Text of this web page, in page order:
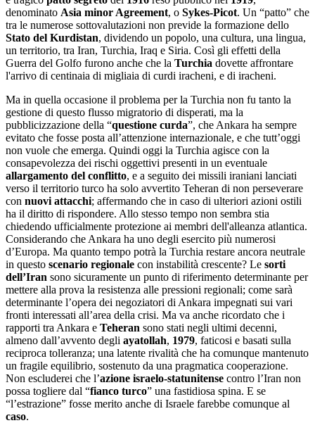
denominato Asia minor Agreement, o Sykes-Picot. Un “patto” che
tra le numerose sottovalutazioni non previde la formazione dello
Stato del Kurdistan, dividendo un popolo, una cultura, una lingua,
un territorio, tra Iran, Turchia, Iraq e Siria. Così gli effetti della
Guerra del Golfo furono anche che la Turchia dovette affrontare
l'arrivo di centinaia di migliaia di curdi iracheni, e di iracheni.
Ma in quella occasione il problema per la Turchia non fu tanto la
gestione di questo flusso migratorio di disperati, ma la
pubblicizzazione della “questione curda”, che Ankara ha sempre
evitato che fosse posta all’attenzione internazionale, e che tutt’oggi
non vuole che emerga. Quindi oggi la Turchia agisce con la
consapevolezza dei rischi oggettivi presenti in un eventuale
allargamento del conflitto, e a seguito dei missili iraniani lanciati
verso il territorio turco ha solo avvertito Teheran di non perseverare
con nuovi attacchi; affermando che in caso di ulteriori azioni ostili
ha il diritto di rispondere. Allo stesso tempo non sembra stia
chiedendo ufficialmente protezione ai membri dell'alleanza atlantica.
Considerando che Ankara ha uno degli esercito più numerosi
d’Europa. Ma quanto tempo potrà la Turchia restare ancora neutrale
in questo scenario regionale con instabilità crescente? Le sorti
dell’Iran sono sicuramente un punto di riferimento determinante per
mettere alla prova la resistenza alle pressioni regionali; come sarà
determinante l’opera dei negoziatori di Ankara impegnati sui vari
fronti interessati all’area della crisi. Ma va anche ricordato che i
rapporti tra Ankara e Teheran sono stati negli ultimi decenni,
almeno dall’avvento degli ayatollah, 1979, faticosi e basati sulla
reciproca tolleranza; una latente rivalità che ha comunque mantenuto
un fragile equilibrio, sostenuto da una pragmatica cooperazione.
Non escluderei che l’azione israelo-statunitense contro l’Iran non
possa togliere dal “fianco turco” una fastidiosa spina. E se
“l’estrazione” fosse merito anche di Israele farebbe comunque al
caso.